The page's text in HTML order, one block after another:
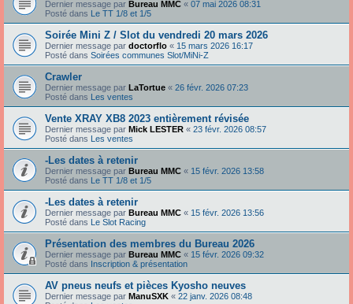
Dernier message par Bureau MMC « 07 mai 2026 08:31
Posté dans Le TT 1/8 et 1/5
Soirée Mini Z / Slot du vendredi 20 mars 2026
Dernier message par doctorflo « 15 mars 2026 16:17
Posté dans Soirées communes Slot/MiNi-Z
Crawler
Dernier message par LaTortue « 26 févr. 2026 07:23
Posté dans Les ventes
Vente XRAY XB8 2023 entièrement révisée
Dernier message par Mick LESTER « 23 févr. 2026 08:57
Posté dans Les ventes
-Les dates à retenir
Dernier message par Bureau MMC « 15 févr. 2026 13:58
Posté dans Le TT 1/8 et 1/5
-Les dates à retenir
Dernier message par Bureau MMC « 15 févr. 2026 13:56
Posté dans Le Slot Racing
Présentation des membres du Bureau 2026
Dernier message par Bureau MMC « 15 févr. 2026 09:32
Posté dans Inscription & présentation
AV pneus neufs et pièces Kyosho neuves
Dernier message par ManuSXK « 22 janv. 2026 08:48